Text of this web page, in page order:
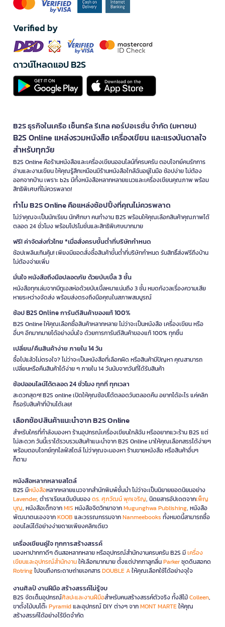
Verified by
ดาวน์โหลดแอป B2S
B2S ธุรกิจในเครือ เซ็นทรัล รีเทล คอร์ปอเรชั่น จำกัด (มหาชน)
B2S Online แหล่งรวมหนังสือ เครื่องเขียน และแรงบันดาลใจ
สำหรับทุกวัย
B2S Online คือร้านหนังสือและเครื่องเขียนออนไลน์ที่ครบครัน ตอบโจทย์คนรักการ
อ่านและงานเขียน ให้คุณรู้สึกเหมือนมีร้านหนังสือใกล้ฉันอยู่ในมือ ช้อปง่าย ไม่ต้อง
ออกจากบ้าน เพราะ b2s มีทั้งหนังสือหลากหลายแนวและเครื่องเขียนคุณภาพ พร้อม
สิทธิพิเศษที่ไม่ควรพลาด!
ทำไม B2S Online คือแหล่งช้อปปิ้งที่คุณไม่ควรพลาด
ไม่ว่าคุณจะเป็นนักเรียน นักศึกษา คนทำงาน B2S พร้อมให้คุณเลือกสินค้าคุณภาพได้
ตลอด 24 ชั่วโมง พร้อมโปรโมชั่นและสิทธิพิเศษมากมาย
ฟรี! ค่าจัดส่งทั่วไทย *เมื่อสั่งครบขั้นต่ำที่บริษัทกำหนด
ช้อปเพลินเกินคุ้ม! เพียงมียอดสั่งซื้อสินค้าขั้นต่ำที่บริษัทกำหนด รับสิทธิ์ส่งฟรีถึงบ้าน
ไม่ต้องจ่ายเพิ่ม
มั่นใจ หนังสือถึงมือปลอดภัย ด้วยบับเบิ้ล 3 ชั้น
หนังสือทุกเล่มจากบีทูเอสห่อด้วยบับเบิ้ลหนาแน่นถึง 3 ชั้น หมดกังวลเรื่องความเสีย
หายระหว่างจัดส่ง พร้อมส่งตรงถึงมือคุณในสภาพสมบูรณ์
ช้อป B2S Online การันตีสินค้าของแท้ 100%
B2S Online ให้คุณเลือกซื้อสินค้าหลากหลาย ไม่ว่าจะเป็นหนังสือ เครื่องเขียน หรือ
อื่นๆ อีกมากมายได้อย่างมั่นใจ ด้วยการการันตีสินค้าของแท้ 100% ทุกชิ้น
เปลี่ยน/คืนสินค้าง่าย ภายใน 14 วัน
ซื้อไปแล้วไม่ตรงใจ? ไม่ว่าจะเป็นหนังสือที่เลือกผิด หรือสินค้ามีปัญหา คุณสามารถ
เปลี่ยนหรือคืนสินค้าได้ง่าย ๆ ภายใน 14 วันนับจากวันที่ได้รับสินค้า
ช้อปออนไลน์ได้ตลอด 24 ชั่วโมง ทุกที่ ทุกเวลา
สะดวกสุดๆ! B2S online เปิดให้คุณช้อปได้ตลอดวันตลอดคืน อยากได้อะไร แค่คลิก
ก็รอรับสินค้าที่บ้านได้เลย!
เลือกช้อปสินค้าแนะนำจาก B2S Online
สำหรับใครที่กำลังมองหา ร้านอุปกรณ์เครื่องเขียนใกล้ฉัน หรืออยากแวะร้าน B2S แต่
ไม่สะดวก วันนี้เราได้รวบรวมสินค้าแนะนำจาก B2S Online มาให้คุณเลือกสรรได้ง่ายๆ
พร้อมตอบโจทย์ทุกไลฟ์สไตล์ ไม่ว่าคุณจะมองหา ร้านขายหนังสือ หรือสินค้าอื่นๆ
ก็ตาม
หนังสือหลากหลายสไตล์
B2S มีหนังสือหลากหลายแนวจากสำนักพิมพ์ชั้นนำ ไม่ว่าจะเป็นนิยายยอดนิยมอย่าง
Lavender, ตำราเรียนเข้มข้นของดร. ศุภวัฒน์ พุกเจริญ, นิตยสารอัปเดตจากเพ็ญ
บุญ, หนังสือเด็กจากMIS หนังสือจิตวิทยาจากMugunghwa Publishing, หนังสือ
พัฒนาตนเองจากKOOB และวรรณกรรมจากNanmeebooks ทั้งหมดนี้สามารถซื้อ
ออนไลน์ได้อย่างง่ายดายเพียงคลิกเดียว
เครื่องเขียนคู่ใจ ทุกการสร้างสรรค์
มองหาปากกาดีๆ ดินสอหลากหลาย หรืออุปกรณ์สำนักงานครบครัน B2S มีเครื่อง
เขียนและอุปกรณ์สำนักงานให้เลือกมากมาย ตั้งแต่ปากกาลูกลื่นParkerชุดดินสอกด
Rotringไปจนถึงกระดาษถ่ายเอกสารDOUBLE Aให้คุณเลือกใช้ได้อย่างจุใจ
งานศิลป์ งานฝีมือ สร้างสรรค์ไม่รู้จบ
B2S จัดเต็มอุปกรณ์ศิลปะและงานฝีมือสำหรับคนสร้างสรรค์ตัวจริง ทั้งสีไม้Colleen,
ขาตั้งไม้บนโต๊ะPyramidและอุปกรณ์ DIY ต่างๆ จากMONT MARTEให้คุณ
สร้างสรรค์ได้อย่างไร้ขีดจำกัด